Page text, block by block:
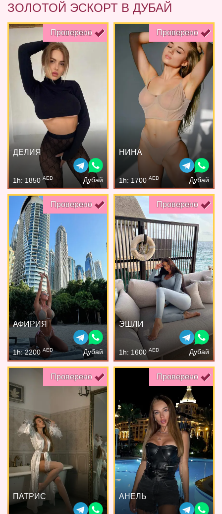
ЗОЛОТОЙ ЭСКОРТ В ДУБАЙ
Проверено
ДЕЛИЯ
1h: 1850 AED Дубай
Проверено
НИНА
1h: 1700 AED Дубай
Проверено
АФИРИЯ
1h: 2200 AED Дубай
Проверено
ЭШЛИ
1h: 1600 AED Дубай
Проверено
ПАТРИС
Проверено
АНЕЛЬ